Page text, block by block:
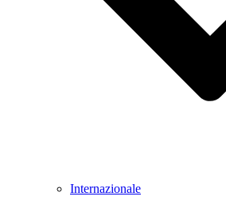
Internazionale